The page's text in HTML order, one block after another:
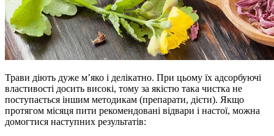
Трави діють дуже м’яко і делікатно. При цьому їх адсорбуючі
властивості досить високі, тому за якістю така чистка не
поступається іншим методикам (препарати, дієти). Якщо
протягом місяця пити рекомендовані відвари і настої, можна
домогтися наступних результатів: